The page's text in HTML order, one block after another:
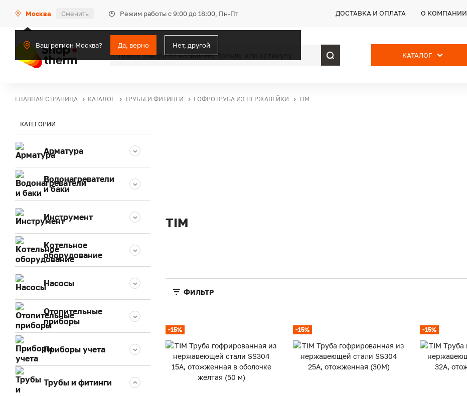
Москва Сменить Режим работы с 9:00 до 18:00, Пн-Пт
Ваш регион Москва? Да, верно Нет, другой
ДОСТАВКА И ОПЛАТА О КОМПАНИИ
КАТАЛОГ
ГЛАВНАЯ СТРАНИЦА КАТАЛОГ ТРУБЫ И ФИТИНГИ ГОФРОТРУБА ИЗ НЕРЖАВЕЙКИ TIM
КАТЕГОРИИ
Арматура
Водонагреватели
и баки
Инструмент
Котельное
оборудование
Насосы
Отопительные
приборы
Приборы учета
Трубы и фитинги
TIM
ФИЛЬТР
-15% -15% -15%